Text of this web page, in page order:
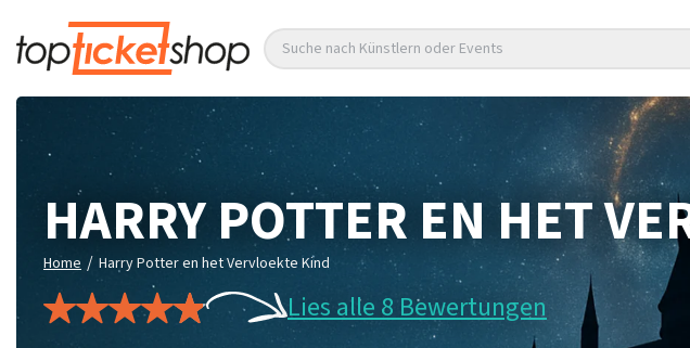
Suche nach Künstlern oder Events
HARRY POTTER EN HET
Home / Harry Potter en het Vervloekte Kind
Lies alle 8 Bewertungen